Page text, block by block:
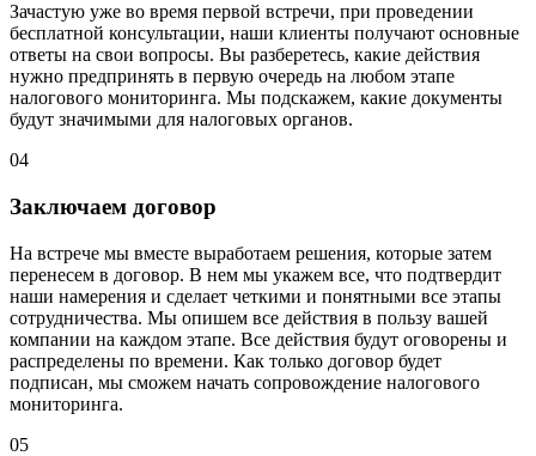
Зачастую уже во время первой встречи, при проведении
бесплатной консультации, наши клиенты получают основные
ответы на свои вопросы. Вы разберетесь, какие действия
нужно предпринять в первую очередь на любом этапе
налогового мониторинга. Мы подскажем, какие документы
будут значимыми для налоговых органов.
04
Заключаем договор
На встрече мы вместе выработаем решения, которые затем
перенесем в договор. В нем мы укажем все, что подтвердит
наши намерения и сделает четкими и понятными все этапы
сотрудничества. Мы опишем все действия в пользу вашей
компании на каждом этапе. Все действия будут оговорены и
распределены по времени. Как только договор будет
подписан, мы сможем начать сопровождение налогового
мониторинга.
05